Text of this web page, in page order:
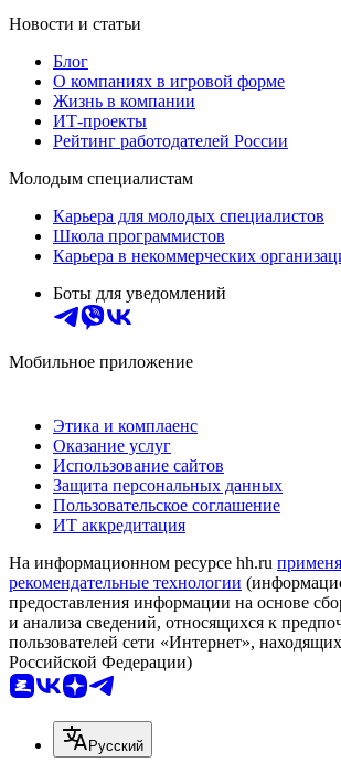
Новости и статьи
Блог
О компаниях в игровой форме
Жизнь в компании
ИТ-проекты
Рейтинг работодателей России
Молодым специалистам
Карьера для молодых специалистов
Школа программистов
Карьера в некоммерческих
Боты для уведомлений
Мобильное приложение
Этика и комплаенс
Оказание услуг
Использование сайтов
Защита персональных данных
Пользовательское соглашение
ИТ аккредитация
На информационном ресурсе hh.ru
рекомендательные технологии
предоставления информации на основе
и анализа сведений, относящихся к
пользователей сети «Интернет»,
Российской Федерации)
Русский